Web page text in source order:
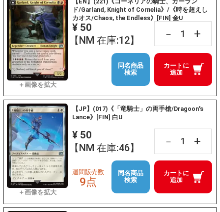
ド/Garland, Knight of Cornelia》/《時を超えし
カオス/Chaos, the Endless》[FIN] 金U
¥ 50
【NM 在庫:12】
－ +
カートに
追加
同名商品
検索
【JP】(017)《「竜騎士」の両手槍/Dragoon's
Lance》[FIN] 白U
¥ 50
【NM 在庫:46】
－ +
カートに
追加
週間販売数
9点
同名商品
検索